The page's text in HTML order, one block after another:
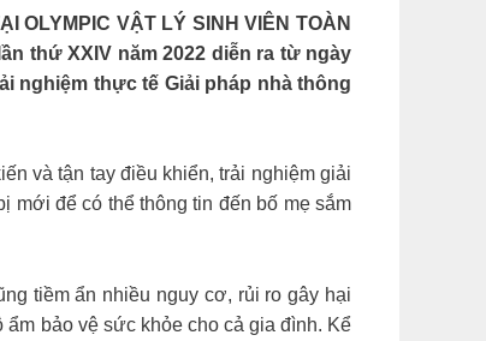
OLYMPIC VẬT LÝ SINH VIÊN TOÀN
thứ XXIV năm 2022 diễn ra từ ngày
nghiệm thực tế Giải pháp nhà thông
và tận tay điều khiển, trải nghiệm giải
mới để có thể thông tin đến bố mẹ sắm
tiềm ẩn nhiều nguy cơ, rủi ro gây hại
bảo vệ sức khỏe cho cả gia đình. Kể